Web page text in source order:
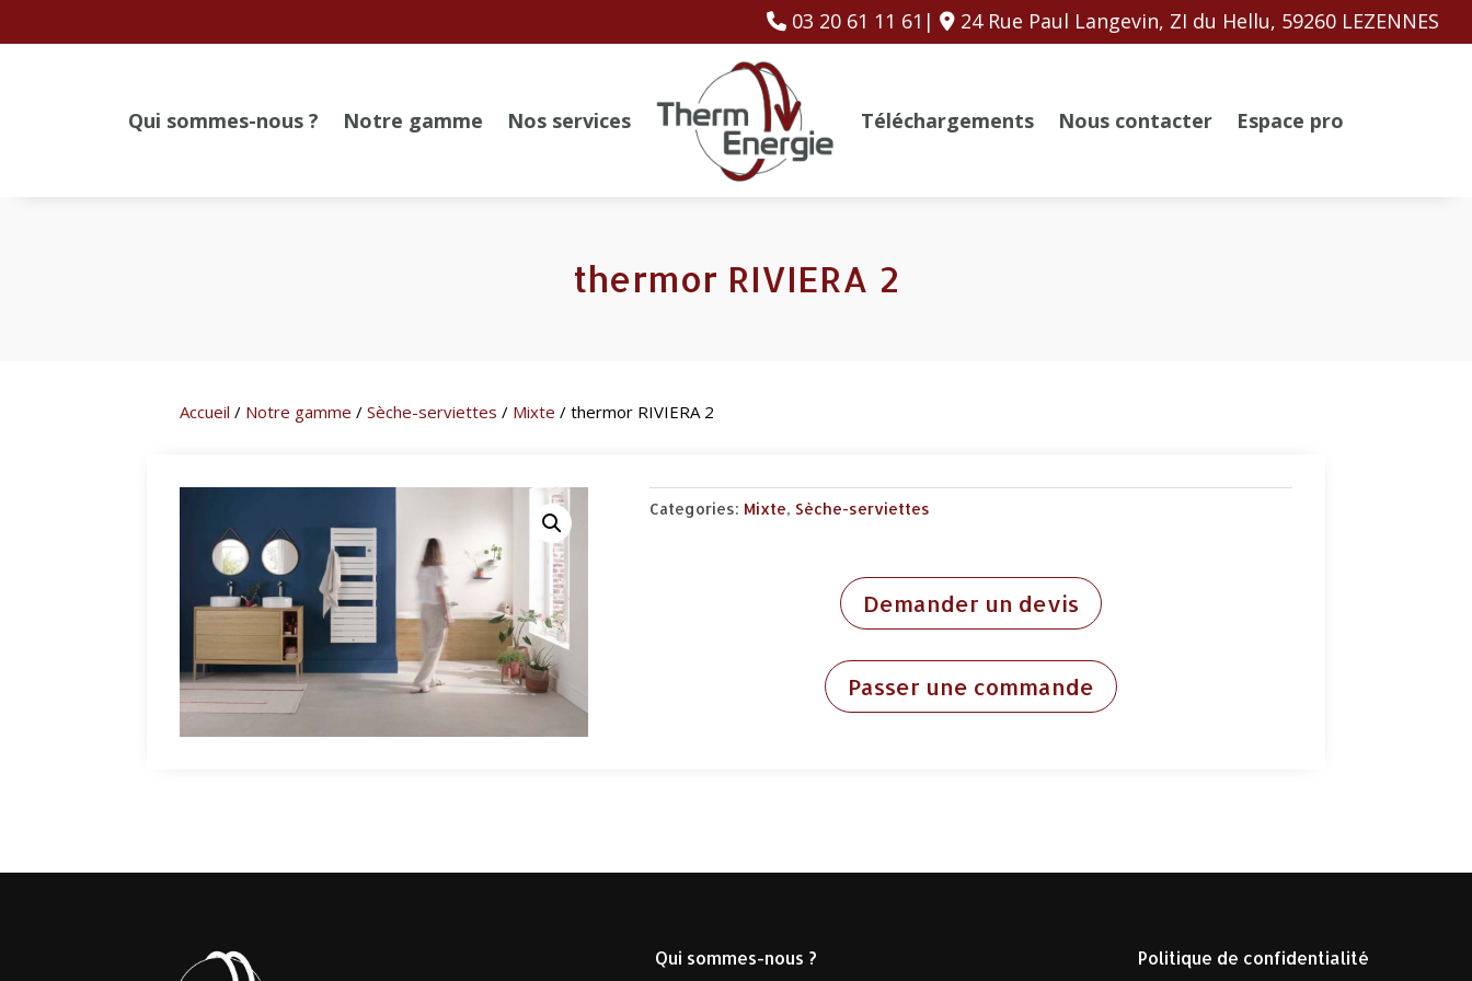
03 20 61 11 61| 24 Rue Paul Langevin, ZI du Hellu, 59260 LEZENNES
Qui sommes-nous ? Notre gamme Nos services Téléchargements Nous contacter Espace pro
thermor RIVIERA 2
Accueil / Notre gamme /Sèche-serviettes / Mixte / thermor RIVIERA 2
Categories: Mixte, Sèche-serviettes
Demander un devis
Passer une commande
Qui sommes-nous ?
Politique de confidentialité